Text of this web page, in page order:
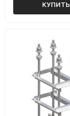
КУПИТЬ